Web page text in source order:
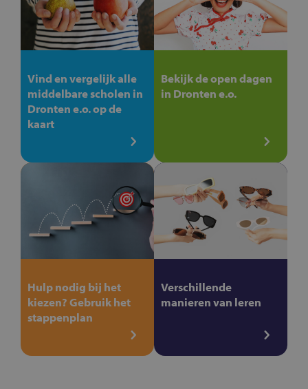
Vind en vergelijk alle
middelbare scholen in
Dronten e.o. op de
kaart
Bekijk de open dagen
in Dronten e.o.
Hulp nodig bij het
kiezen? Gebruik het
stappenplan
Verschillende
manieren van leren